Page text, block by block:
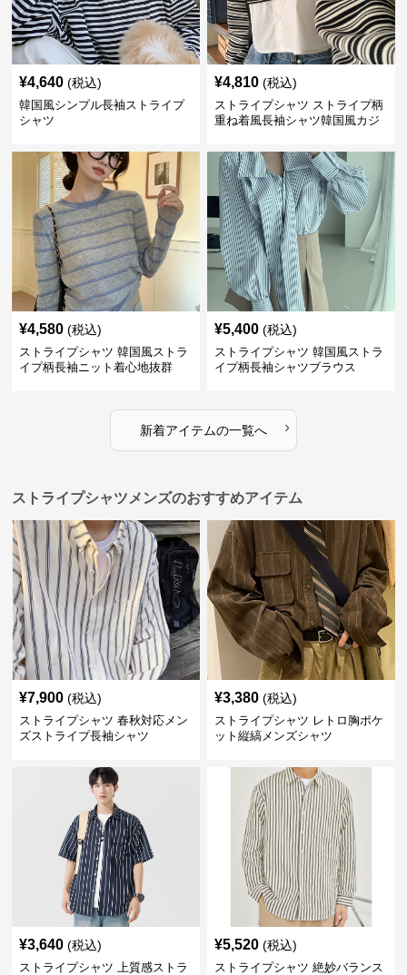
¥4,640 (税込)
韓国風シンプル長袖ストライプ
シャツ
¥4,810 (税込)
ストライプシャツ ストライプ柄
重ね着風長袖シャツ韓国風カジ
¥4,580 (税込)
ストライプシャツ 韓国風ストラ
イプ柄長袖ニット着心地抜群
¥5,400 (税込)
ストライプシャツ 韓国風ストラ
イプ柄長袖シャツブラウス
新着アイテムの一覧へ ›
ストライプシャツメンズのおすすめアイテム
¥7,900 (税込)
ストライプシャツ 春秋対応メン
ズストライプ長袖シャツ
¥3,380 (税込)
ストライプシャツ レトロ胸ポケ
ット縦縞メンズシャツ
¥3,640 (税込)
ストライプシャツ 上質感ストラ
¥5,520 (税込)
ストライプシャツ 絶妙バランス